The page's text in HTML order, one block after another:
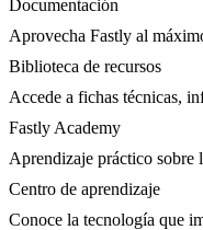
Documentación
Aprovecha Fastly al
Biblioteca de recursos
Accede a fichas técnicas,
Fastly Academy
Aprendizaje práctico sobre
Centro de aprendizaje
Conoce la tecnología que